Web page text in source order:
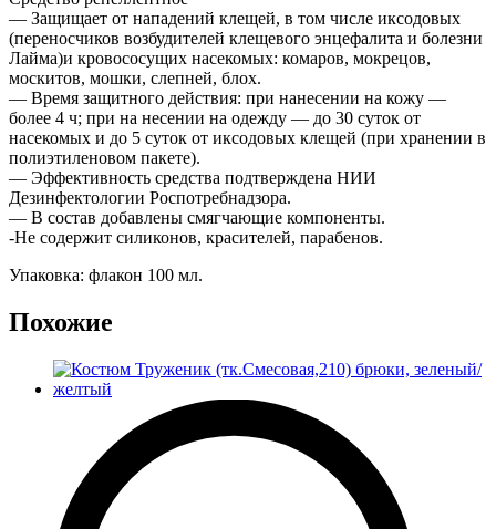
— Защищает от нападений клещей, в том числе иксодовых
(переносчиков возбудителей клещевого энцефалита и болезни
Лайма)и кровососущих насекомых: комаров, мокрецов,
москитов, мошки, слепней, блох.
— Время защитного действия: при нанесении на кожу —
более 4 ч; при на несении на одежду — до 30 суток от
насекомых и до 5 суток от иксодовых клещей (при хранении в
полиэтиленовом пакете).
— Эффективность средства подтверждена НИИ
Дезинфектологии Роспотребнадзора.
— В состав добавлены смягчающие компоненты.
-Не содержит силиконов, красителей, парабенов.
Упаковка: флакон 100 мл.
Похожие